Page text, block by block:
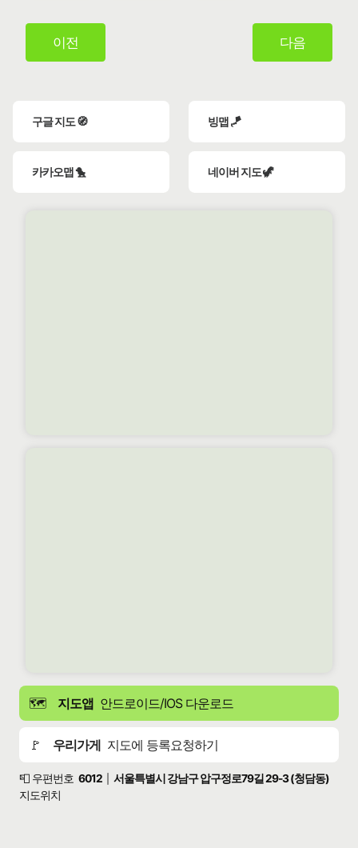
이전 다음
구글 지도 🧭 빙맵 🪁
카카오맵 🐤 네이버 지도 🦖
🗺️ 지도앱 안드로이드/IOS 다운로드
🚩 우리가게 지도에 등록요청하기
📮 우편번호 6012
서울특별시 강남구 압구정로79길 29-3 (청담동)
지도위치